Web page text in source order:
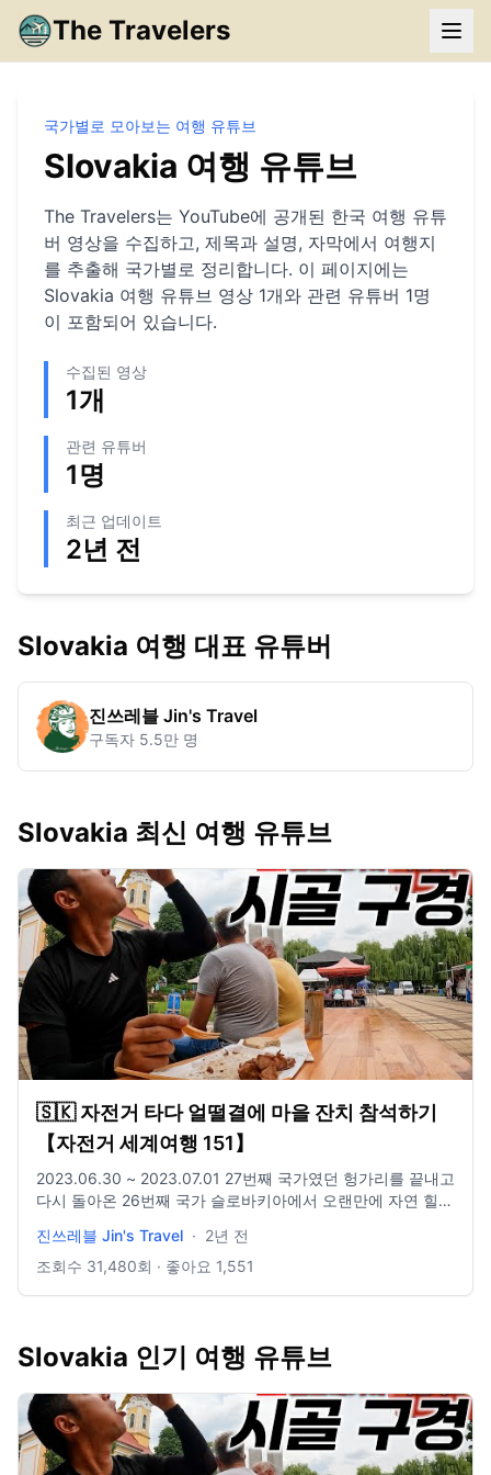
The Travelers
국가별로 모아보는 여행 유튜브
Slovakia 여행 유튜브
The Travelers는 YouTube에 공개된 한국 여행 유튜
버 영상을 수집하고, 제목과 설명, 자막에서 여행지
를 추출해 국가별로 정리합니다. 이 페이지에는
Slovakia 여행 유튜브 영상 1개와 관련 유튜버 1명
이 포함되어 있습니다.
수집된 영상
1개
관련 유튜버
1명
최근 업데이트
2년 전
Slovakia 여행 대표 유튜버
진쓰레블 Jin's Travel
구독자 5.5만 명
Slovakia 최신 여행 유튜브
🇸🇰 자전거 타다 얼떨결에 마을 잔치 참석하기
【자전거 세계여행 151】
2023.06.30 ~ 2023.07.01 27번째 국가였던 헝가리를 끝내고
다시 돌아온 26번째 국가 슬로바키아에서 오랜만에 자연 힐링
Insta : jinwcho Email : jo930131@gmail.com 촬영 :
진쓰레블 Jin's Travel · 2년 전
조회수 31,480회 · 좋아요 1,551
Slovakia 인기 여행 유튜브